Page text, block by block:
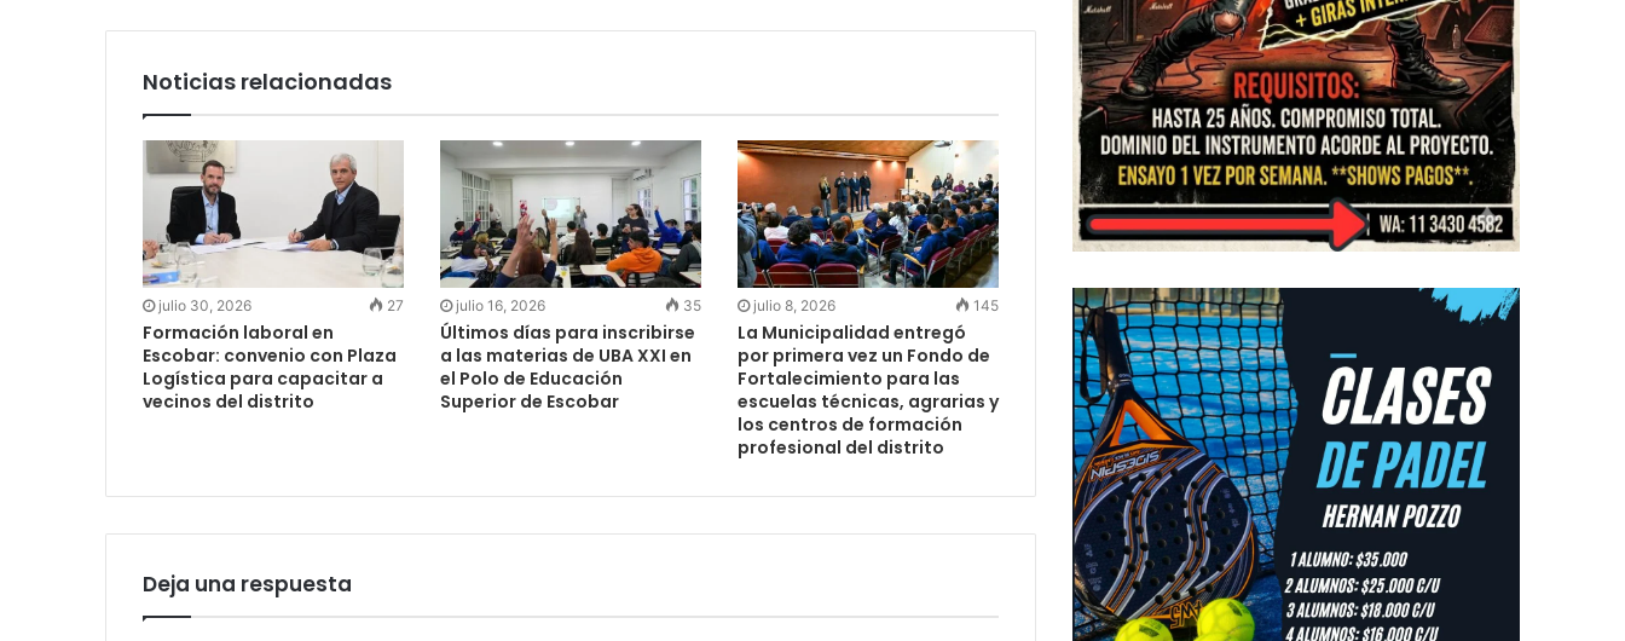
Noticias relacionadas
julio 30, 2026 27
Formación laboral en
Escobar: convenio con Plaza
Logística para capacitar a
vecinos del distrito
julio 16, 2026 35
Últimos días para inscribirse
a las materias de UBA XXI en
el Polo de Educación
Superior de Escobar
julio 8, 2026 145
La Municipalidad entregó
por primera vez un Fondo de
Fortalecimiento para las
escuelas técnicas, agrarias y
los centros de formación
profesional del distrito
Deja una respuesta